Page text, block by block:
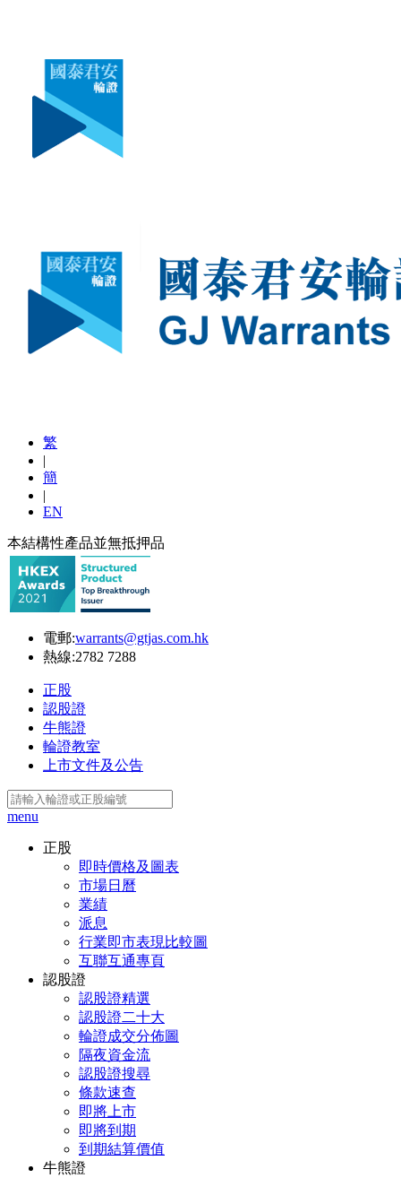
繁
|
簡
|
EN
本結構性產品並無抵押品
電郵:warrants@gtjas.com.hk
熱線:2782 7288
正股
認股證
牛熊證
輪證教室
上市文件及公告
menu
正股
即時價格及圖表
市場日曆
業績
派息
行業即市表現比較圖
互聯互通專頁
認股證
認股證精選
認股證二十大
輪證成交分佈圖
隔夜資金流
認股證搜尋
條款速查
即將上市
即將到期
到期結算價值
牛熊證